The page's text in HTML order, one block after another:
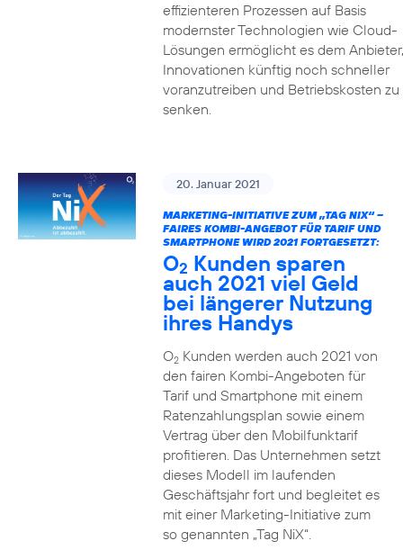
effizienteren Prozessen auf Basis
modernster Technologien wie Cloud-
Lösungen ermöglicht es dem Anbieter,
Innovationen künftig noch schneller
voranzutreiben und Betriebskosten zu
senken.
20. Januar 2021
MARKETING-INITIATIVE ZUM „TAG NIX“ –
FAIRES KOMBI-ANGEBOT FÜR TARIF UND
SMARTPHONE WIRD 2021 FORTGESETZT:
O2 Kunden sparen
auch 2021 viel Geld
bei längerer Nutzung
ihres Handys
O2Kunden werden auch 2021 von
den fairen Kombi-Angeboten für
Tarif und Smartphone mit einem
Ratenzahlungsplan sowie einem
Vertrag über den Mobilfunktarif
profitieren. Das Unternehmen setzt
dieses Modell im laufenden
Geschäftsjahr fort und begleitet es
mit einer Marketing-Initiative zum
so genannten „Tag NiX“.